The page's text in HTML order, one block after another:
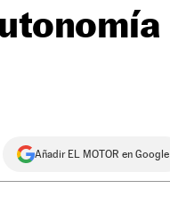
Añadir EL MOTOR en Google